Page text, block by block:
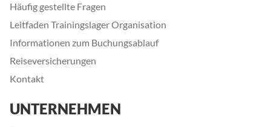
Häufig gestellte Fragen
Leitfaden Trainingslager Organisation
Informationen zum Buchungsablauf
Reiseversicherungen
Kontakt
UNTERNEHMEN